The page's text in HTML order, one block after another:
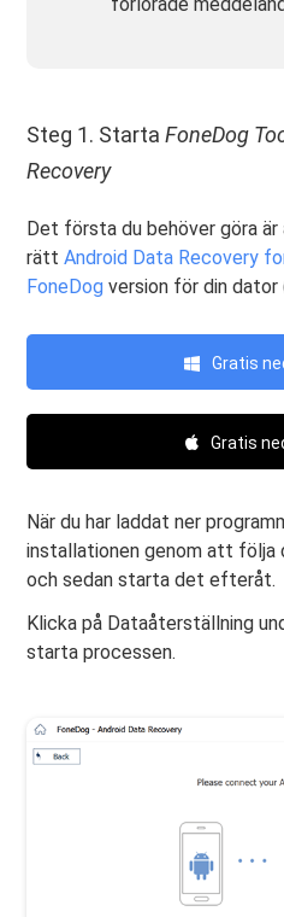
förlorade
Steg 1. StartaFoneDog
Recovery
Det första du behöver göra
rättAndroid Data Recovery
FoneDog version för din dator
Gratis
Gratis
När du har laddat ner
installationen genom att följa
och sedan starta det efteråt.
Klicka på Dataåterställning
starta processen.